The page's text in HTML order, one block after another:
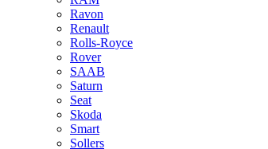
Ravon
Renault
Rolls-Royce
Rover
SAAB
Saturn
Seat
Skoda
Smart
Sollers